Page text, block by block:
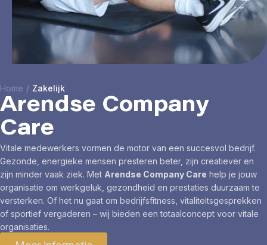
Home / Zakelijk
Arendse Company
Care
Vitale medewerkers vormen de motor van een succesvol bedrijf.
Gezonde, energieke mensen presteren beter, zijn creatiever en
zijn minder vaak ziek. Met Arendse Company Care help je jouw
organisatie om werkgeluk, gezondheid en prestaties duurzaam te
versterken. Of het nu gaat om bedrijfsfitness, vitaliteitsgesprekken
of sportief vergaderen – wij bieden een totaalconcept voor vitale
organisaties.